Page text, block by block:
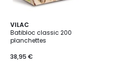
VILAC
Batibloc classic 200
planchettes
38,95 €